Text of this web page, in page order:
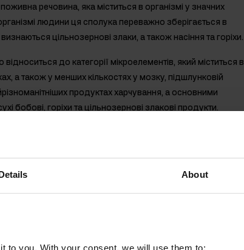
About
to you. With your consent, we will use them to:
речовина, яка міститься в організмі у значних
людини ця сполука переважно зберігається в
цільнозернові злаки, а також насіння та горіхи.
до категорії мікроелементів, який міститься в
а також у менших кількостях у мозку, підшлунковій
продуктах харчування, а основними
бобові, горіхи та цільнозернові злакові продукти.
містяться в OstroVit MgZB
підтримувати електролітний баланс. Крім того,
підтримувати здоров'я кісток і зубів. Крім